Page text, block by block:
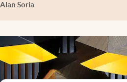
Alan Soria